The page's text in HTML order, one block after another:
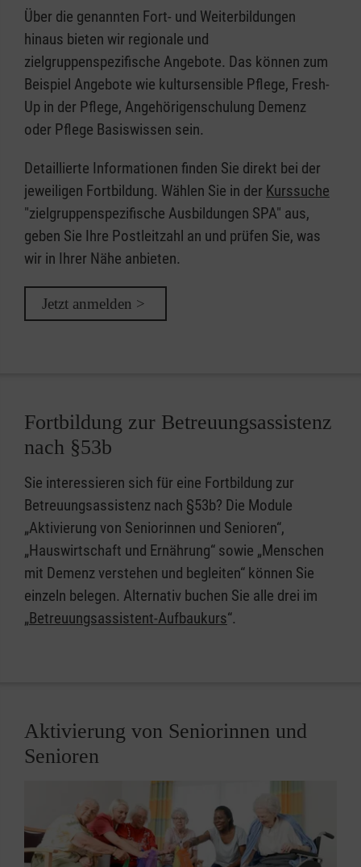
Über die genannten Fort- und Weiterbildungen
hinaus bieten wir regionale und
zielgruppenspezifische Angebote. Das können zum
Beispiel Angebote wie kultursensible Pflege, Fresh-
Up in der Pflege, Angehörigenschulung Demenz
oder Pflege Basiswissen sein.
Detaillierte Informationen finden Sie direkt bei der
jeweiligen Fortbildung. Wählen Sie in der Kurssuche
"zielgruppenspezifische Ausbildungen SPA" aus,
geben Sie Ihre Postleitzahl an und prüfen Sie, was
wir in Ihrer Nähe anbieten.
Jetzt anmelden >
Fortbildung zur Betreuungsassistenz
nach §53b
Sie interessieren sich für eine Fortbildung zur
Betreuungsassistenz nach §53b? Die Module
„Aktivierung von Seniorinnen und Senioren“,
„Hauswirtschaft und Ernährung“ sowie „Menschen
mit Demenz verstehen und begleiten“ können Sie
einzeln belegen. Alternativ buchen Sie alle drei im
„Betreuungsassistent-Aufbaukurs“.
Aktivierung von Seniorinnen und
Senioren